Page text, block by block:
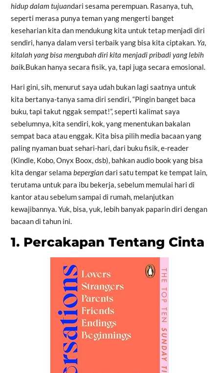
hidup dalam tujuandari sesama perempuan. Rasanya, tuh,
seperti merasa punya teman yang mengerti banget
keseharian kita dan mendukung kita untuk tetap menjadi diri
sendiri, hanya dalam versi terbaik yang bisa kita ciptakan. Ya,
kitalah yang bisa mengubah diri kita menjadi pribadi yang lebih
baik.Bukan hanya secara fisik, ya, tapi juga secara emosional.
Hari gini, sih, menurut saya udah bukan lagi saatnya untuk
kita bertanya-tanya sama diri sendiri, “Pingin banget baca
buku, tapi takut nggak sempat!”, seperti kalimat saya
sebelumnya, kita sendiri, kok, yang menentukan bakalan
sempat baca atau enggak. Kita bisa pilih media bacaan yang
paling nyaman buat sehari-hari, dari bukufisik, e-reader
(Kindle, Kobo, Onyx Boox, dsb), bahkan audio book yang bisa
kita dengar selama bepergiandari satu tempat ke tempat lain,
terutama untuk para ibu bekerja, sebelum memulai hari di
kantor atau sebelum sampai di rumah, melanjutkan
kewajibannya. Yuk, bisa, yuk, lebih banyak paparin diri dengan
bacaan di tahun ini.
1. Percakapan Tentang Cinta